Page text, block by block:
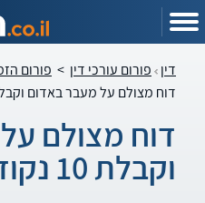
דין פורום עורכי דין > פורום
דוח מצולם על מעבר באדום וקבלת 10
דוח מצולם
וקבלת 10 נקודות